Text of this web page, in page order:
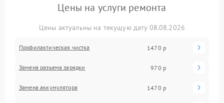
Цены на услуги ремонта
Цены актуальны на текущую дату 08.08.2026
Профилактическая чистка 1470 р
Замена разъема зарядки 970 р
Замена аккумулятора 1470 р